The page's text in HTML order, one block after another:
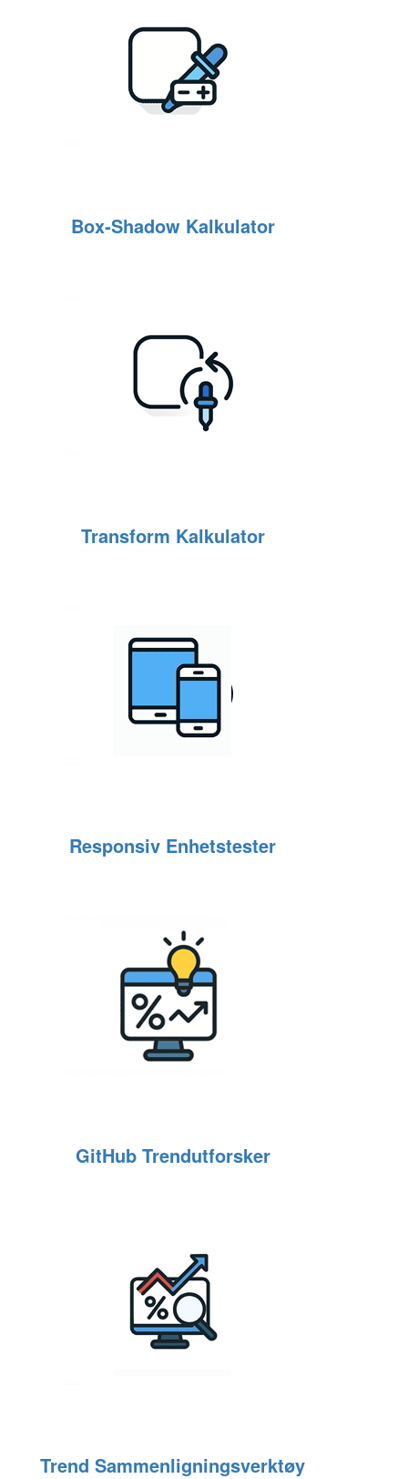
Box‑Shadow Kalkulator
Transform Kalkulator
Responsiv Enhetstester
GitHub Trendutforsker
Trend Sammenligningsverktøy